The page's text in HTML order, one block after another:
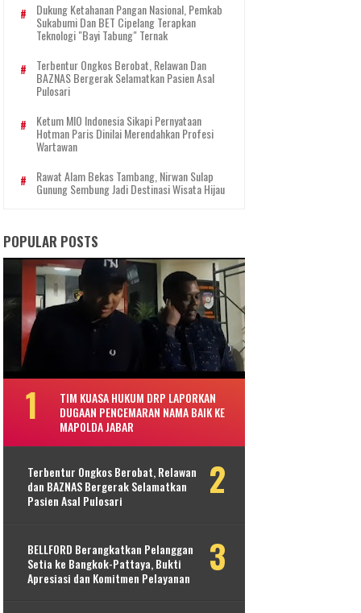
Dukung Ketahanan Pangan Nasional, Pemkab
Sukabumi Dan BET Cipelang Terapkan
Teknologi "Bayi Tabung" Ternak
Terbentur Ongkos Berobat, Relawan Dan
BAZNAS Bergerak Selamatkan Pasien Asal
Pulosari
Ketum MIO Indonesia Sikapi Pernyataan
Hotman Paris Dinilai Merendahkan Profesi
Wartawan
Rawat Alam Bekas Tambang, Nirwan Sulap
Gunung Sembung Jadi Destinasi Wisata Hijau
POPULAR POSTS
TIM KUASA HUKUM DRP LAPORKAN
DUGAAN PENCEMARAN NAMA BAIK KE
MAPOLDA JABAR
Terbentur Ongkos Berobat, Relawan
dan BAZNAS Bergerak Selamatkan
Pasien Asal Pulosari
BELLFORD Berangkatkan Pelanggan
Setia ke Bangkok-Pattaya, Bukti
Apresiasi dan Komitmen Pelayanan